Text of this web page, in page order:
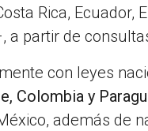
Rica, Ecuador,
a partir de
con leyes
Colombia y
además de